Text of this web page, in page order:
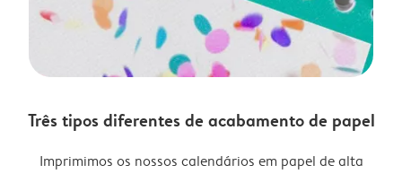
Três tipos diferentes de acabamento de papel
Imprimimos os nossos calendários em papel de alta